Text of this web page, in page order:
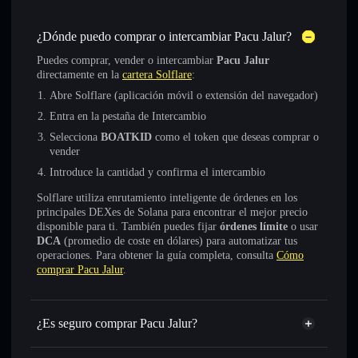
¿Dónde puedo comprar o intercambiar Pacu Jalur?
Puedes comprar, vender o intercambiar Pacu Jalur
directamente en la cartera Solflare:
Abre Solflare (aplicación móvil o extensión del navegador)
Entra en la pestaña de Intercambio
Selecciona BOATKID como el token que deseas comprar o
vender
Introduce la cantidad y confirma el intercambio
Solflare utiliza enrutamiento inteligente de órdenes en los
principales DEXes de Solana para encontrar el mejor precio
disponible para ti. También puedes fijar órdenes límite o usar
DCA (promedio de coste en dólares) para automatizar tus
operaciones. Para obtener la guía completa, consulta Cómo
comprar Pacu Jalur.
¿Es seguro comprar Pacu Jalur?
Pacu Jalur token verificado